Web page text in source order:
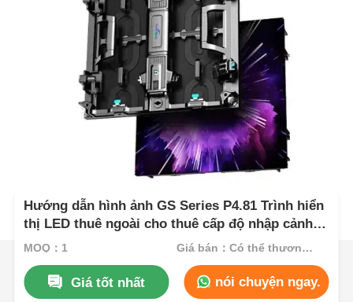
Hướng dẫn hình ảnh GS Series P4.81 Trình hiển
thị LED thuê ngoài cho thuê cấp độ nhập cảnh,
5000nit IP65 7680Hz CE
MOQ：1 Giá bán：Có thể thương lượng
Giá tốt nhất nói chuyện ngay.